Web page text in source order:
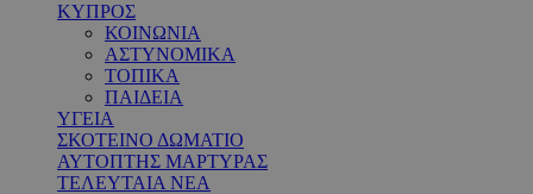
ΚΥΠΡΟΣ
ΚΟΙΝΩΝΙΑ
ΑΣΤΥΝΟΜΙΚΑ
ΤΟΠΙΚΑ
ΠΑΙΔΕΙΑ
ΥΓΕΙΑ
ΣΚΟΤΕΙΝΟ ΔΩΜΑΤΙΟ
ΑΥΤΟΠΤΗΣ ΜΑΡΤΥΡΑΣ
ΤΕΛΕΥΤΑΙΑ ΝΕΑ